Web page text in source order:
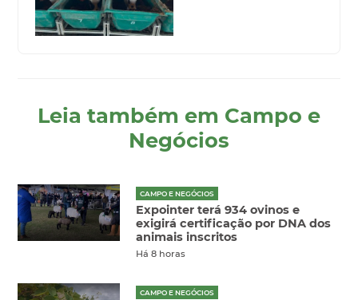
Leia também em Campo e
Negócios
CAMPO E NEGÓCIOS
Expointer terá 934 ovinos e
exigirá certificação por DNA dos
animais inscritos
Há 8 horas
CAMPO E NEGÓCIOS